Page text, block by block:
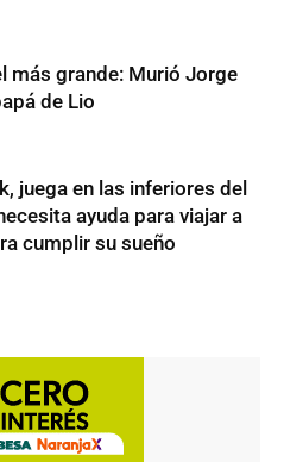
más grande: Murió Jorge
de Lio
juega en las inferiores del
ayuda para viajar a
cumplir su sueño